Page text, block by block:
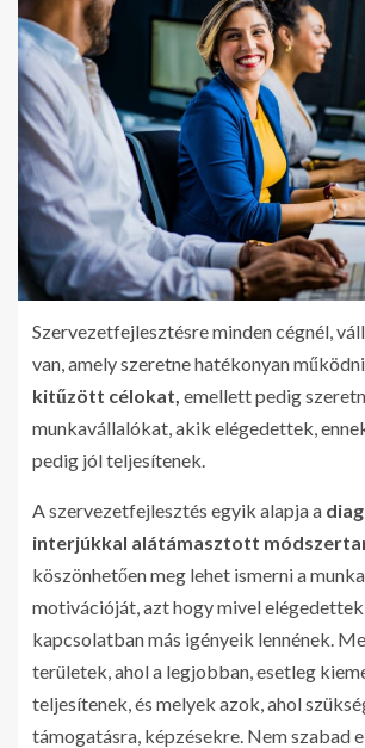
Szervezetfejlesztésre minden cégnél,
van, amely szeretne hatékonyan működni,
kitűzött célokat, emellett pedig
munkavállalókat, akik elégedettek,
pedig jól teljesítenek.
A szervezetfejlesztés egyik alapja a
interjúkkal alátámasztott
köszönhetően meg lehet ismerni a
motivációját, azt hogy mivel
kapcsolatban más igényeik lennének.
területek, ahol a legjobban, esetleg
teljesítenek, és melyek azok, ahol
támogatásra, képzésekre. Nem szabad